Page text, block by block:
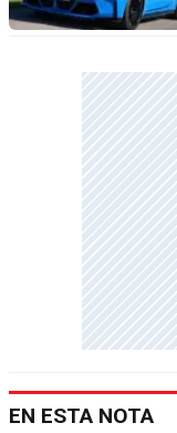
EN ESTA NOTA